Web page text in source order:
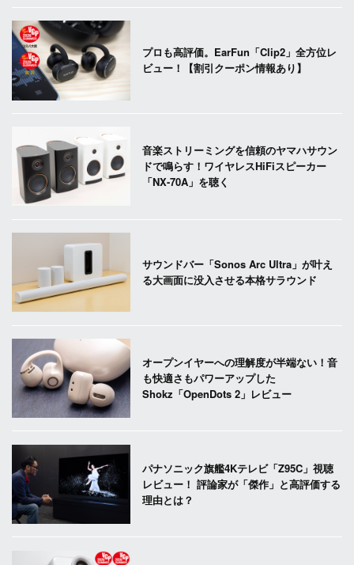
プロも高評価。EarFun「Clip2」全方位レ
ビュー！【割引クーポン情報あり】
音楽ストリーミングを信頼のヤマハサウン
ドで鳴らす！ワイヤレスHiFiスピーカー
「NX-70A」を聴く
サウンドバー「Sonos Arc Ultra」が叶え
る大画面に没入させる本格サラウンド
オープンイヤーへの理解度が半端ない！音
も快適さもパワーアップした
Shokz「OpenDots 2」レビュー
パナソニック旗艦4Kテレビ「Z95C」視聴
レビュー！ 評論家が「傑作」と高評価する
理由とは？